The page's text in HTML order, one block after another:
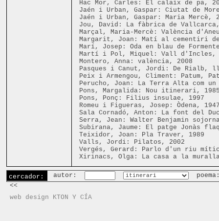
Hac Mor, Carles: El calaix de pa,
Jaén i Urban, Gaspar: Ciutat de
Jaén i Urban, Gaspar: Maria Mercè,
Jou, David: La fàbrica de
Marçal, Maria-Mercè: València
Margarit, Joan: Matí al cementiri
Marí, Josep: Oda en blau de
Martí i Pol, Miquel: Vall d'Incles,
Montero, Anna: valència, 2008
Pasques i Canut, Jordi: De Rialb,
Peix i Armengou, Climent: Patum,
Perucho, Joan: La Terra Alta com
Pons, Margalida: Nou itinerari,
Pons, Ponç: Filius insulae, 1997
Romeu i Figueras, Josep: Òdena,
Sala Cornadó, Anton: La font del
Serra, Jean: Walter Benjamin
Subirana, Jaume: El patge Jonàs
Teixidor, Joan: Pla Traver, 1989
Valls, Jordi: Pilatos, 2002
Vergés, Gerard: Parlo d'un riu
Xirinacs, Olga: La casa a la
cercador: autor:
<<
web design KTON Y CÍA